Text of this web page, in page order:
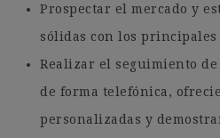
Prospectar el mercado y
sólidas con los principales
Realizar el seguimiento
de forma telefónica,
personalizadas y